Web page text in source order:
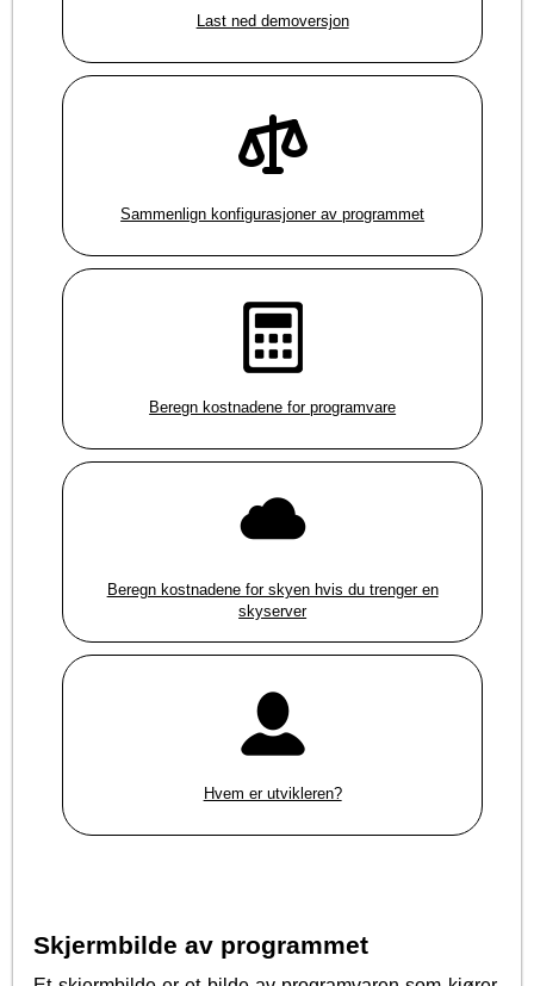
Last ned demoversjon
Sammenlign konfigurasjoner av programmet
Beregn kostnadene for programvare
Beregn kostnadene for skyen hvis du trenger en
skyserver
Hvem er utvikleren?
Skjermbilde av programmet